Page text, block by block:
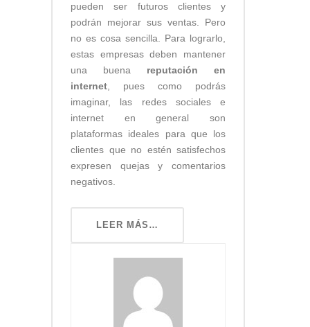
pueden ser futuros clientes y
podrán mejorar sus ventas. Pero
no es cosa sencilla. Para lograrlo,
estas empresas deben mantener
una buena reputación en
internet, pues como podrás
imaginar, las redes sociales e
internet en general son
plataformas ideales para que los
clientes que no estén satisfechos
expresen quejas y comentarios
negativos.
LEER MÁS…